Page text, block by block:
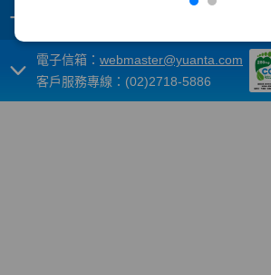
+
電子信箱： webmaster@yuanta.com
客戶服務專線：(02)2718-5886